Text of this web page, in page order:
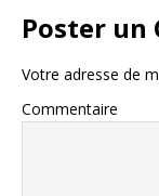
Poster un
Votre adresse de
Commentaire